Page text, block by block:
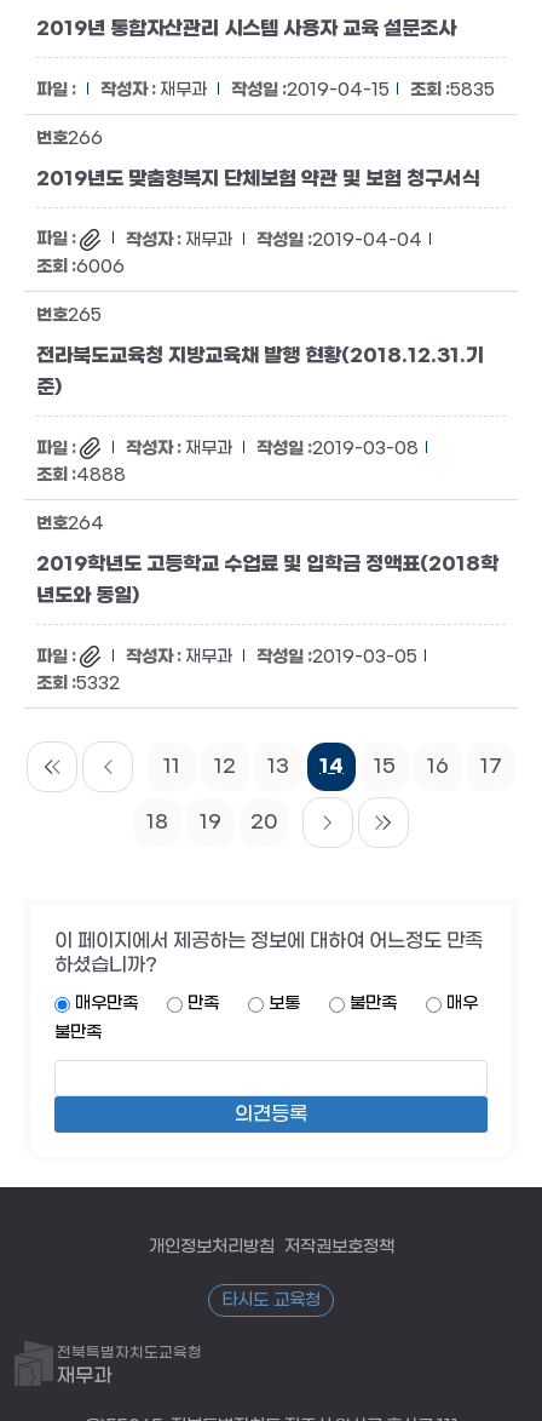
2019년 통합자산관리 시스템 사용자 교육 설문조사
재무과 2019-04-15 5835
266
2019년도 맞춤형복지 단체보험 약관 및 보험 청구서식
재무과
2019-04-04
6006
265
전라북도교육청 지방교육채 발행 현황(2018.12.31.기
준)
재무과
2019-03-08
4888
264
2019학년도 고등학교 수업료 및 입학금 정액표(2018학
년도와 동일)
재무과
2019-03-05
5332
11 12 13 14 15 16 17
18 19 20
이 페이지에서 제공하는 정보에 대하여 어느정도 만족
하셨습니까?
매우만족 만족 보통 불만족
매우
불만족
개인정보처리방침 저작권보호정책
타시도 교육청
전북특별자치도교육청
재무과